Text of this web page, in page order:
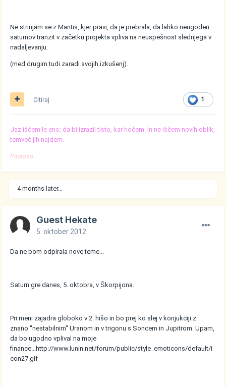
Ne strinjam se z Mantis, kjer pravi, da je prebrala, da lahko neugoden
saturnov tranzit v začetku projekta vpliva na neuspešnost slednjega v
nadaljevanju.
(med drugim tudi zaradi svojih izkušenj).
1
Citiraj
Jaz iščem le eno; da bi izrazil tisto, kar hočem. In ne iščem novih oblik,
temveč jih najdem.
Picasso
4 months later...
Guest Hekate
5. oktober 2012
Da ne bom odpirala nove teme...
Saturn gre danes, 5. oktobra, v Škorpijona.
Pri meni zajadra globoko v 2. hišo in bo prej ko slej v konjukciji z
znano ''nestabilnim'' Uranom in v trigonu s Soncem in Jupitrom. Upam,
da bo ugodno vplival na moje
finance...http://www.lunin.net/forum/public/style_emoticons/default/i
con27.gif